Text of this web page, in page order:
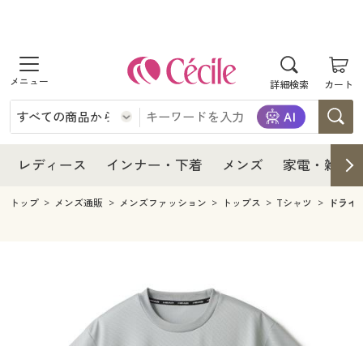
詳細検索 カート
商品を探す
レディース
レディースファッション
インナー・下着
インナー・下着通販すべて
ジュニア・ティーンズ下着
メンズ
メンズ下着
寝具・インテリア・家具
寝具・インテリア・家具通販すべて
美容・健康
レディース インナー・下着 メンズ 家電・雑貨
レディース
レディース通販すべて
レディースファッション
インナー・下着
インナー・下着通販すべて
ジュニア・ティーンズ下着
メンズ
キッチン・雑貨・日用品
美容・健康通販すべて
制服・スクール
トップ メンズ通販 メンズファッション トップス Tシャツ ドライ